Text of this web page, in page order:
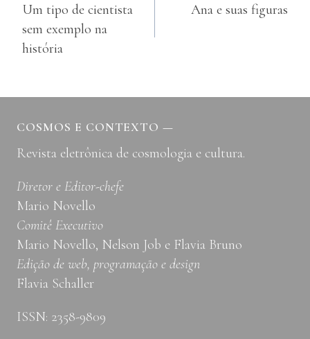
de
Post
Um tipo de cientista
sem exemplo na
história
Ana e suas figuras
COSMOS E CONTEXTO—
Revista eletrônica de cosmologia e cultura.
Diretor e Editor-chefe
Mario Novello
Comitê Executivo
Mario Novello, Nelson Job e Flavia Bruno
Edição de web, programação e design
Flavia Schaller
ISSN: 2358-9809